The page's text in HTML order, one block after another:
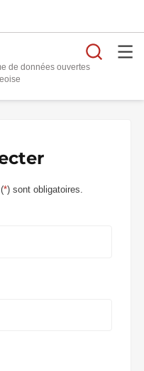
de données ouvertes
*) sont obligatoires.